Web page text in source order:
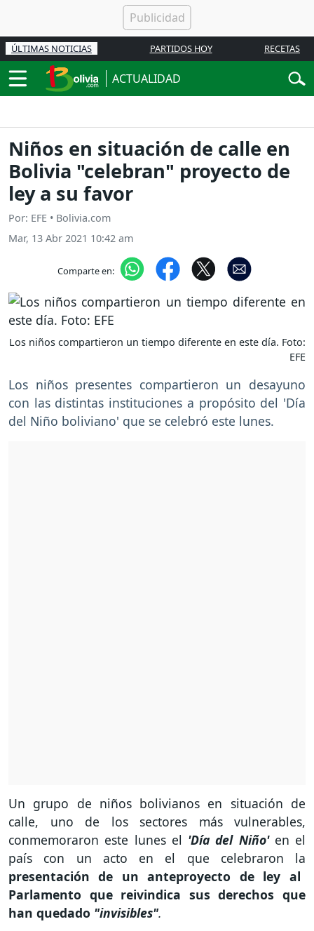
ÚLTIMAS NOTICIAS PARTIDOS HOY RECETAS
ACTUALIDAD
Niños en situación de calle en
Bolivia "celebran" proyecto de
ley a su favor
Por: EFE • Bolivia.com
Mar, 13 Abr 2021 10:42 am
Comparte en:
Los niños compartieron un tiempo diferente en este día. Foto:
EFE
Los niños presentes compartieron un desayuno
con las distintas instituciones a propósito del 'Día
del Niño boliviano' que se celebró este lunes.
Un grupo de niños bolivianos en situación de
calle, uno de los sectores más vulnerables,
conmemoraron este lunes el 'Día del Niño'en el
país con un acto en el que celebraron la
presentación de un anteproyecto de ley al
Parlamento que reivindica sus derechos que
han quedado "invisibles".